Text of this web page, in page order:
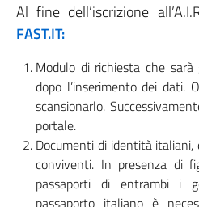
Al fine dell’iscrizione
FAST.IT:
Modulo di richiesta che
dopo l’inserimento dei dati.
scansionarlo.
portale.
Documenti di identità
conviventi. In presenza di
passaporti di entrambi i
passaporto italiano è